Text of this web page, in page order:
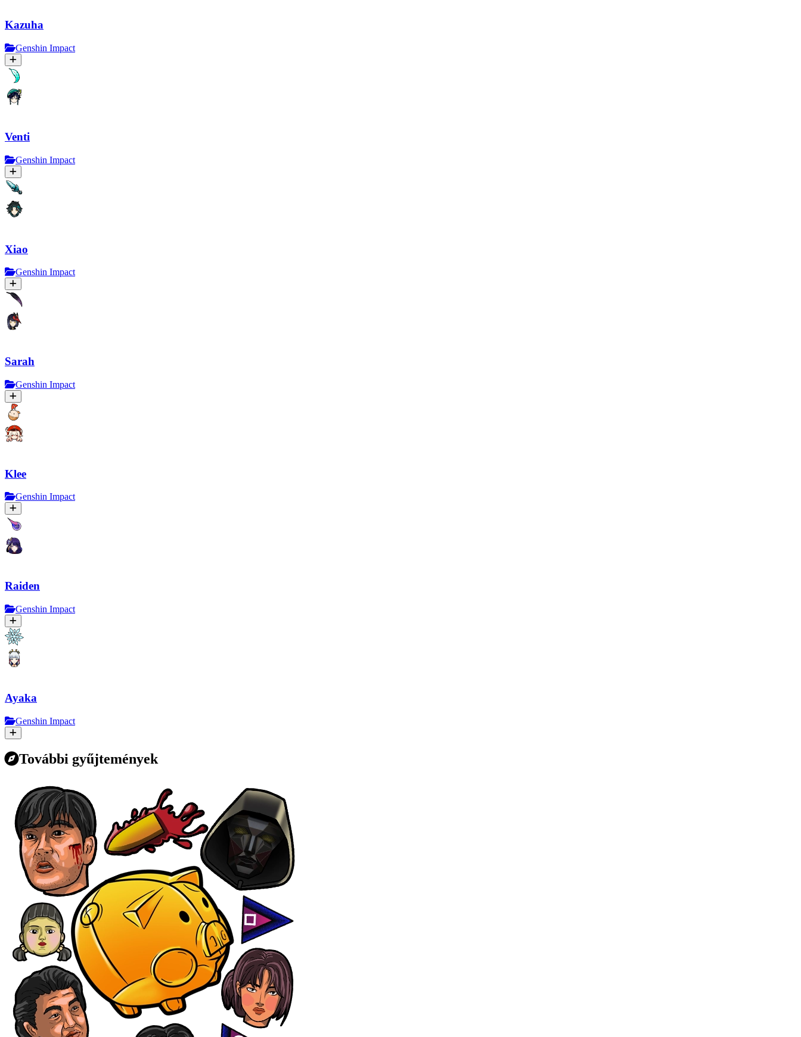
Kazuha
Genshin Impact
Venti
Genshin Impact
Xiao
Genshin Impact
Sarah
Genshin Impact
Klee
Genshin Impact
Raiden
Genshin Impact
Ayaka
Genshin Impact
További gyűjtemények